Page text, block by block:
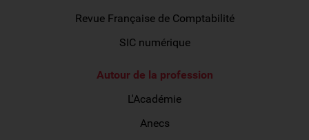
Revue Française de Comptabilité
SIC numérique
Autour de la profession
L'Académie
Anecs